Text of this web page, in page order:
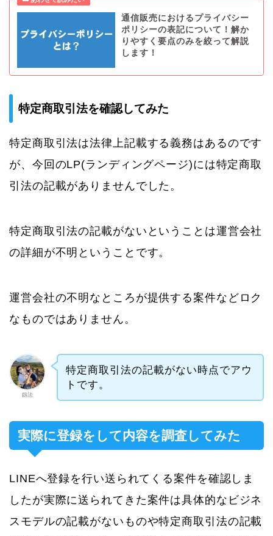
通信販売におけるプライバシー
ポリシーの表記について！解か
りやすく要点のみを絞って解説
します！
特定商取引法を確認してみた
特定商取引法は法律上記載する義務はあるのです
が、今回のLP(ランディングページ)には特定商取
引法の記載がありませんでした。
特定商取引法の記載がないということは運営会社
の詳細が不明ということです。
運営会社の不明なところが提供する案件などロク
なものではありません。
釼法
特定商取引法の記載がない時点でアウ
トです。
実際に登録をして内容を調査してみた
LINEへ登録を行い送られてくる案件を確認しま
したが実際に送られてきた案件は具体的なビジネ
スモデルの記載がないものや特定商取引法の記載